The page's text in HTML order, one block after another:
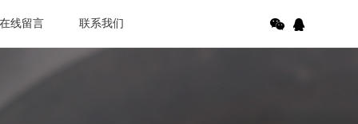
在线留言 联系我们